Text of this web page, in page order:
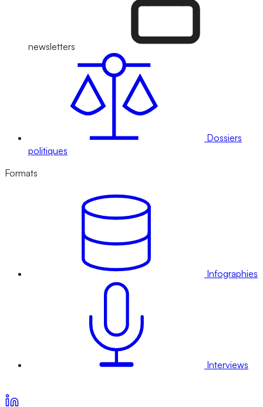
newsletters
Dossiers
politiques
Formats
Infographies
Interviews